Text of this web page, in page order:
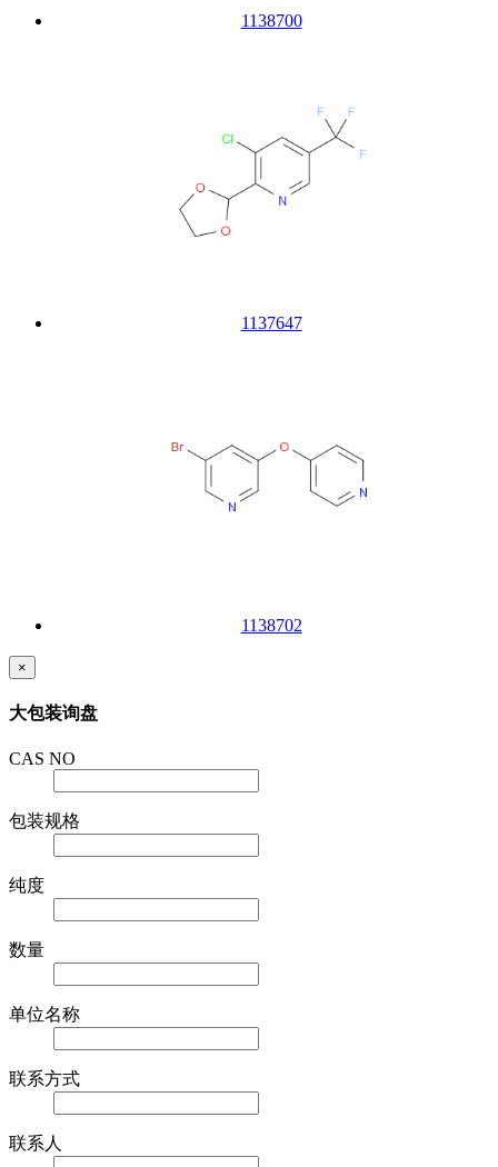
1138700
1137647
1138702
×
大包装询盘
CAS NO
包装规格
纯度
数量
单位名称
联系方式
联系人